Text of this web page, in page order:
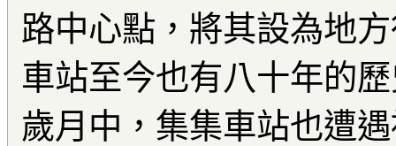
路中心點，將其設為地
車站至今也有八十年的
歲月中，集集車站也遭